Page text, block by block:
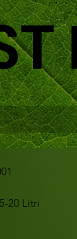
20 Litri